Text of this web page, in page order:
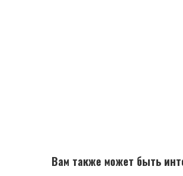
Вам также может быть